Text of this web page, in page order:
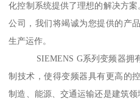
化控制系统提供了理想的解决方
公司，我们将竭诚为您提供的产
生产运作。
SIEMENS G系列变频器拥有
制技术，使得变频器具有更高的
制造、能源、交通运输还是建筑